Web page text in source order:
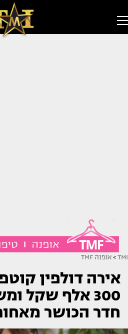
TMI
> אופנה TMF
אירה דולפין
300 אלף שקל
חדר הכושר